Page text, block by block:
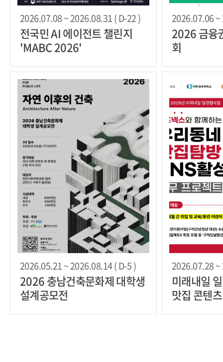
2026.07.08 ~ 2026.08.31 ( D-22 )
전국민 AI 에이전트 챌린지
'MABC 2026'
2026.07.06 ~
2026 금융
회
2026.05.21 ~ 2026.08.14 ( D-5 )
2026 충남건축문화제 대학생
설계공모전
2026.07.28 ~
미래내일
맛집 콘텐